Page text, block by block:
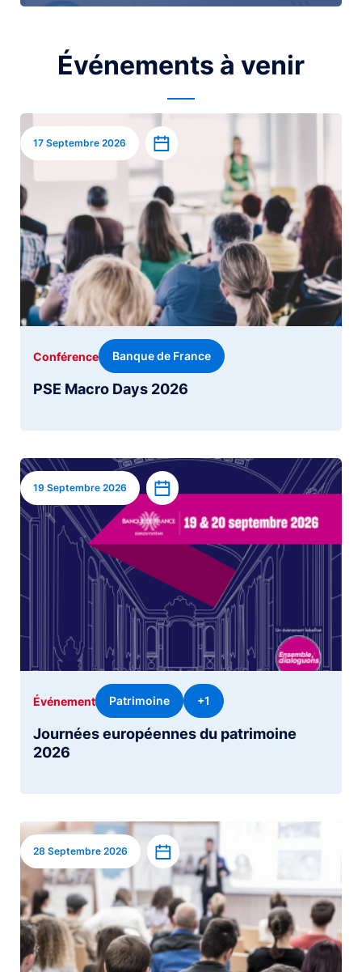
Événements à venir
Image
17 Septembre 2026 Ajouter à l’agenda
PSE Macro Days 2026
Conférence Banque de France
Image
19 Septembre 2026 Ajouter à l’agenda
Journées européennes du patrimoine
2026
Événement Patrimoine +1
Image
28 Septembre 2026 Ajouter à l’agenda